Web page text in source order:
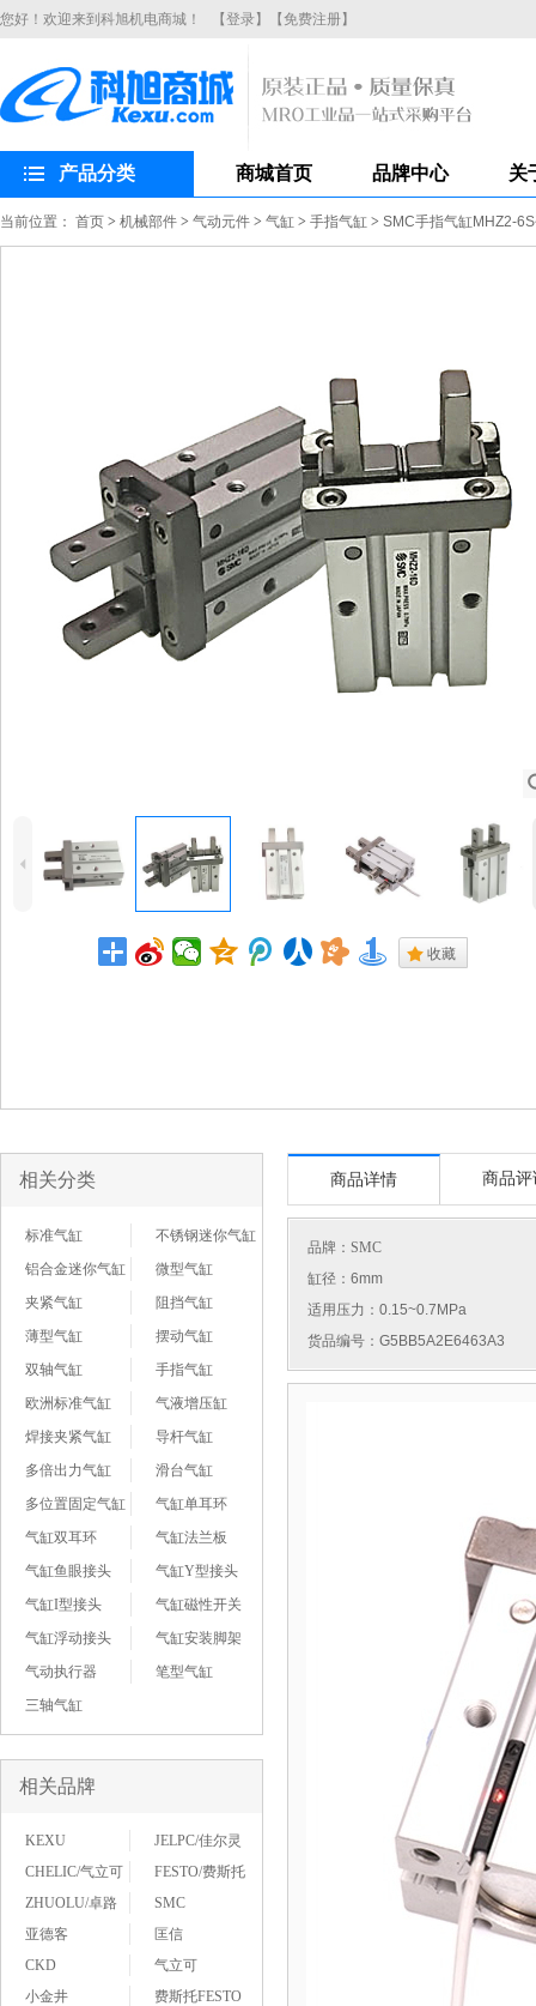
您好！欢迎来到科旭机电商城！ 【登录】 【免费注册】
产品分类 商城首页 品牌中心 关
当前位置： 首页 > 机械部件 > 气动元件 > 气缸 > 手指气缸 > SMC手指气缸MHZ2-
4
. 收藏
相关分类
标准气缸
不锈钢迷你气缸
铝合金迷你气缸
微型气缸
夹紧气缸
阻挡气缸
薄型气缸
摆动气缸
双轴气缸
手指气缸
欧洲标准气缸
气液增压缸
焊接夹紧气缸
导杆气缸
多倍出力气缸
滑台气缸
多位置固定气缸
气缸单耳环
气缸双耳环
气缸法兰板
气缸鱼眼接头
气缸Y型接头
气缸I型接头
气缸磁性开关
气缸浮动接头
气缸安装脚架
气动执行器
笔型气缸
三轴气缸
相关品牌
KEXU
JELPC/佳尔灵
CHELIC/气立可
FESTO/费斯托
ZHUOLU/卓路
SMC
亚德客
匡信
CKD
气立可
小金井
费斯托FESTO
商品详情 商品评
品牌： SMC
缸径：6mm
适用压力：0.15~0.7MPa
货品编号：G5BB5A2E6463A3